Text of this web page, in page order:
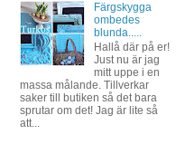
Färgskygga
ombedes
blunda.....
Hallå där på er!
Just nu är jag
mitt uppe i en
massa målande. Tillverkar
saker till butiken så det bara
sprutar om det! Jag är lite så
att...